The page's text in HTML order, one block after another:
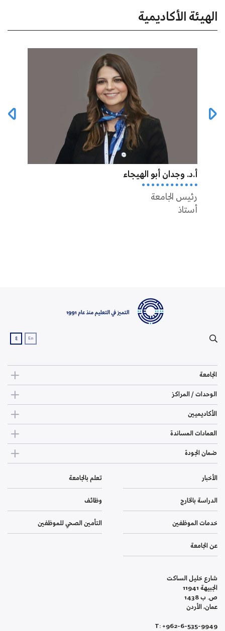
الهيئة الأكاديمية
أ.د. وجدان أبو الهيجاء
رئيس الجامعة
أستاذ
En ع
الجامعة
الوحدات / المراكز
الأكاديميين
العمادات المساندة
ضمان الجودة
الأخبار تعلم بالجامعة
الدراسة بالخارج وظائف
خدمات الموظفين التأمين الصحي للموظفين
عن الجامعة
شارع خليل الساكت
الجبيهة 11941
ص. ب 1438
عمان، الأردن
T: +962-6-535-9949